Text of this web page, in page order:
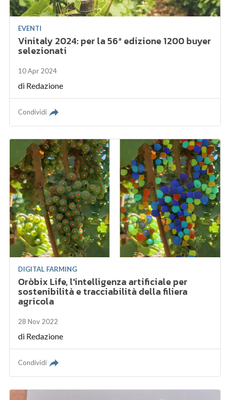
EVENTI
Vinitaly 2024: per la 56ª edizione 1200 buyer
selezionati
10 Apr 2024
di Redazione
Condividi
DIGITAL FARMING
Oròbix Life, l'intelligenza artificiale per
sostenibilità e tracciabilità della filiera
agricola
28 Nov 2022
di Redazione
Condividi